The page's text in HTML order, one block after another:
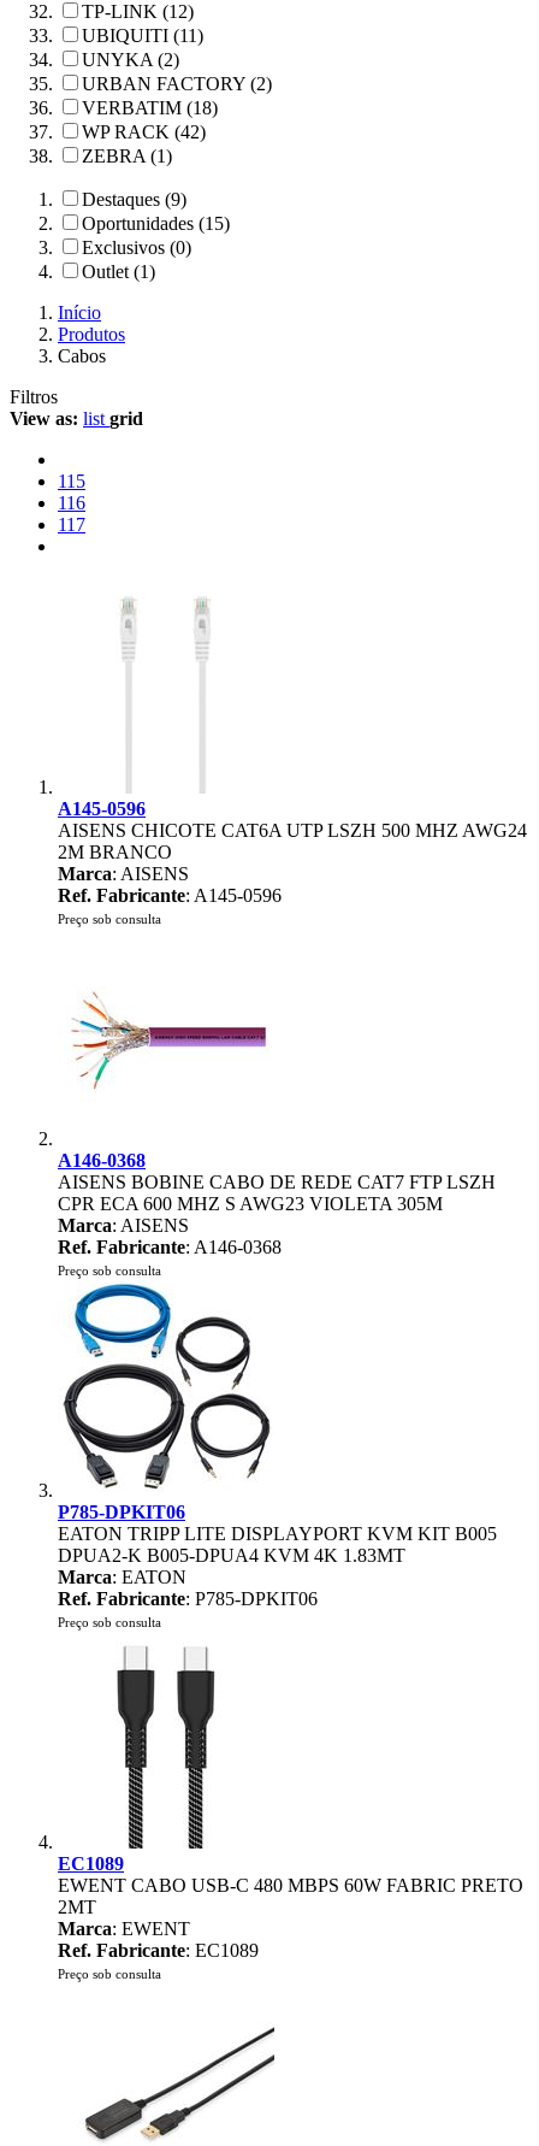
TP-LINK (12)
UBIQUITI (11)
UNYKA (2)
URBAN FACTORY (2)
VERBATIM (18)
WP RACK (42)
ZEBRA (1)
Destaques (9)
Oportunidades (15)
Exclusivos (0)
Outlet (1)
Início
Produtos
Cabos
Filtros
View as: list grid
115
116
117
A145-0596
AISENS CHICOTE CAT6A UTP LSZH 500 MHZ AWG24
2M BRANCO
Marca: AISENS
Ref. Fabricante: A145-0596
Preço sob consulta
A146-0368
AISENS BOBINE CABO DE REDE CAT7 FTP LSZH
CPR ECA 600 MHZ S AWG23 VIOLETA 305M
Marca: AISENS
Ref. Fabricante: A146-0368
Preço sob consulta
P785-DPKIT06
EATON TRIPP LITE DISPLAYPORT KVM KIT B005
DPUA2-K B005-DPUA4 KVM 4K 1.83MT
Marca: EATON
Ref. Fabricante: P785-DPKIT06
Preço sob consulta
EC1089
EWENT CABO USB-C 480 MBPS 60W FABRIC PRETO
2MT
Marca: EWENT
Ref. Fabricante: EC1089
Preço sob consulta